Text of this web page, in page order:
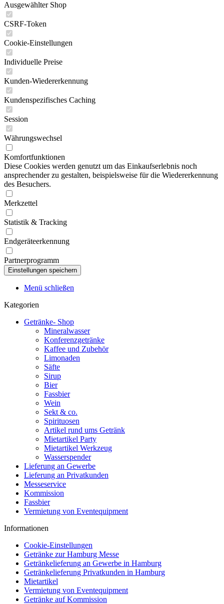
Ausgewählter Shop
CSRF-Token
Cookie-Einstellungen
Individuelle Preise
Kunden-Wiedererkennung
Kundenspezifisches Caching
Session
Währungswechsel
Komfortfunktionen
Diese Cookies werden genutzt um das Einkaufserlebnis noch
ansprechender zu gestalten, beispielsweise für die Wiedererkennung
des Besuchers.
Merkzettel
Statistik & Tracking
Endgeräteerkennung
Partnerprogramm
Menü schließen
Kategorien
Getränke- Shop
Mineralwasser
Konferenzgetränke
Kaffee und Zubehör
Limonaden
Säfte
Sirup
Bier
Fassbier
Wein
Sekt & co.
Spirituosen
Artikel rund ums Getränk
Mietartikel Party
Mietartikel Werkzeug
Wasserspender
Lieferung an Gewerbe
Lieferung an Privatkunden
Messeservice
Kommission
Fassbier
Vermietung von Eventequipment
Informationen
Cookie-Einstellungen
Getränke zur Hamburg Messe
Getränkelieferung an Gewerbe in Hamburg
Getränkelieferung Privatkunden in Hamburg
Mietartikel
Vermietung von Eventequipment
Getränke auf Kommission